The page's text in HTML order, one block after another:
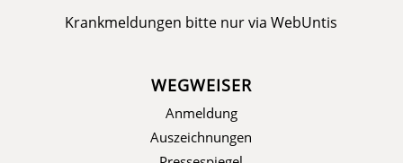
Krankmeldungen bitte nur viaWebUntis
WEGWEISER
Anmeldung
Auszeichnungen